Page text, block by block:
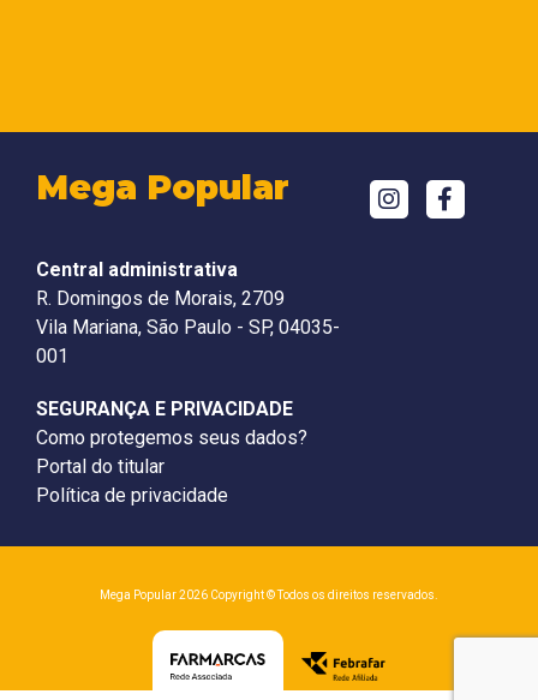
Mega Popular
Central administrativa
R. Domingos de Morais, 2709
Vila Mariana, São Paulo - SP, 04035-
001
SEGURANÇA E PRIVACIDADE
Como protegemos seus dados?
Portal do titular
Política de privacidade
Mega Popular 2026 Copyright © Todos os direitos reservados.